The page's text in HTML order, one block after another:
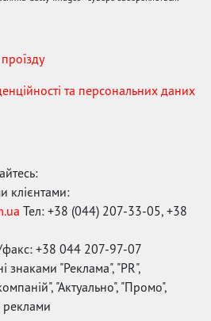
та персональних даних
клієнтами:
Тел: +38 (044) 207-33-05, +38
факс: +38 044 207-97-07
знаками "Реклама", "PR",
"Актуально", "Промо",
реклами